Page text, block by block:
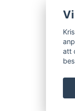
att